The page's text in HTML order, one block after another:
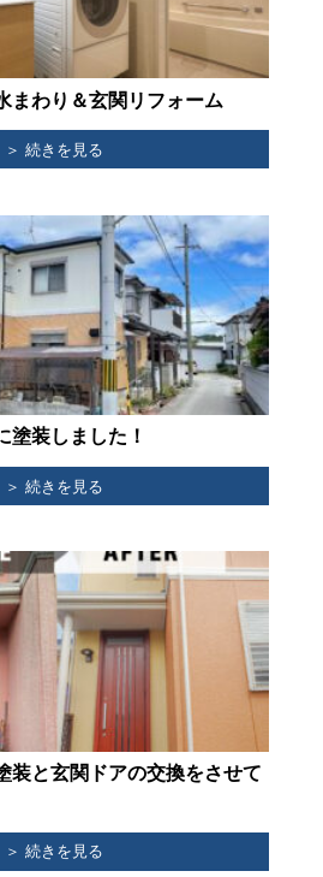
まわり＆玄関リフォーム
＞ 続きを見る
塗装しました！
＞ 続きを見る
装と玄関ドアの交換をさせて
＞ 続きを見る